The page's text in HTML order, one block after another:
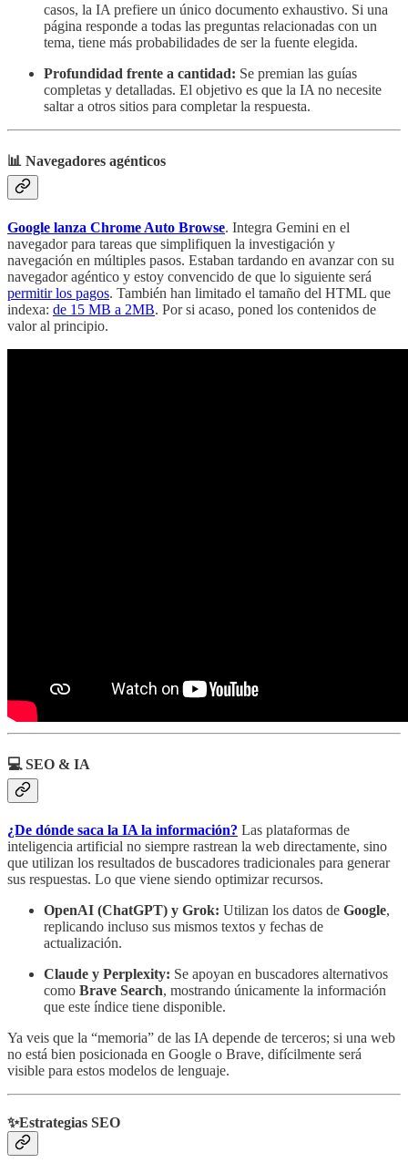
casos, la IA prefiere un único documento exhaustivo. Si una
página responde a todas las preguntas relacionadas con un
tema, tiene más probabilidades de ser la fuente elegida.
Profundidad frente a cantidad: Se premian las guías
completas y detalladas. El objetivo es que la IA no necesite
saltar a otros sitios para completar la respuesta.
📊 Navegadores agénticos
Google lanza Chrome Auto Browse. Integra Gemini en el
navegador para tareas que simplifiquen la investigación y
navegación en múltiples pasos. Estaban tardando en avanzar con su
navegador agéntico y estoy convencido de que lo siguiente será
permitir los pagos. También han limitado el tamaño del HTML que
indexa: de 15 MB a 2MB. Por si acaso, poned los contenidos de
valor al principio.
💻 SEO & IA
¿De dónde saca la IA la información? Las plataformas de
inteligencia artificial no siempre rastrean la web directamente, sino
que utilizan los resultados de buscadores tradicionales para generar
sus respuestas. Lo que viene siendo optimizar recursos.
OpenAI (ChatGPT) y Grok: Utilizan los datos de Google,
replicando incluso sus mismos textos y fechas de
actualización.
Claude y Perplexity: Se apoyan en buscadores alternativos
como Brave Search, mostrando únicamente la información
que este índice tiene disponible.
Ya veis que la “memoria” de las IA depende de terceros; si una web
no está bien posicionada en Google o Brave, difícilmente será
visible para estos modelos de lenguaje.
✨Estrategias SEO